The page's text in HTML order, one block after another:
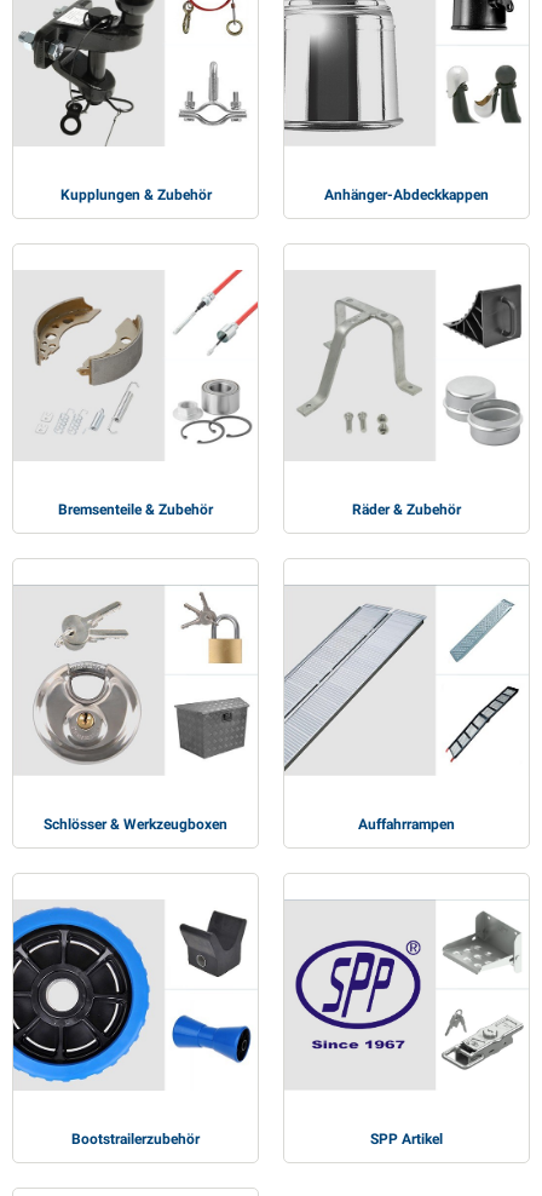
Kupplungen & Zubehör Anhänger-Abdeckkappen
Bremsenteile & Zubehör Räder & Zubehör
Schlösser & Werkzeugboxen Auffahrrampen
Bootstrailerzubehör SPP Artikel